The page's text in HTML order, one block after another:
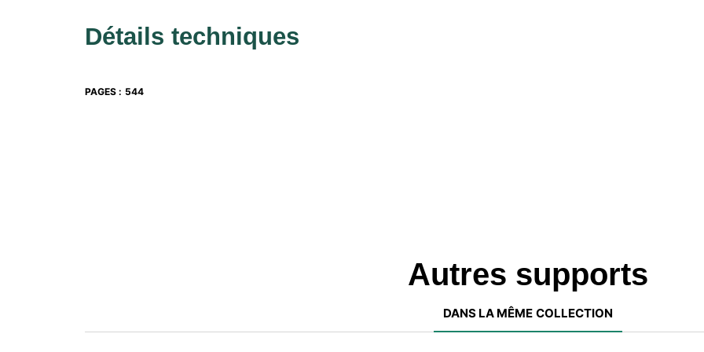
Détails techniques
PAGES : 544
Autres supports
DANS LA MÊME COLLECTION